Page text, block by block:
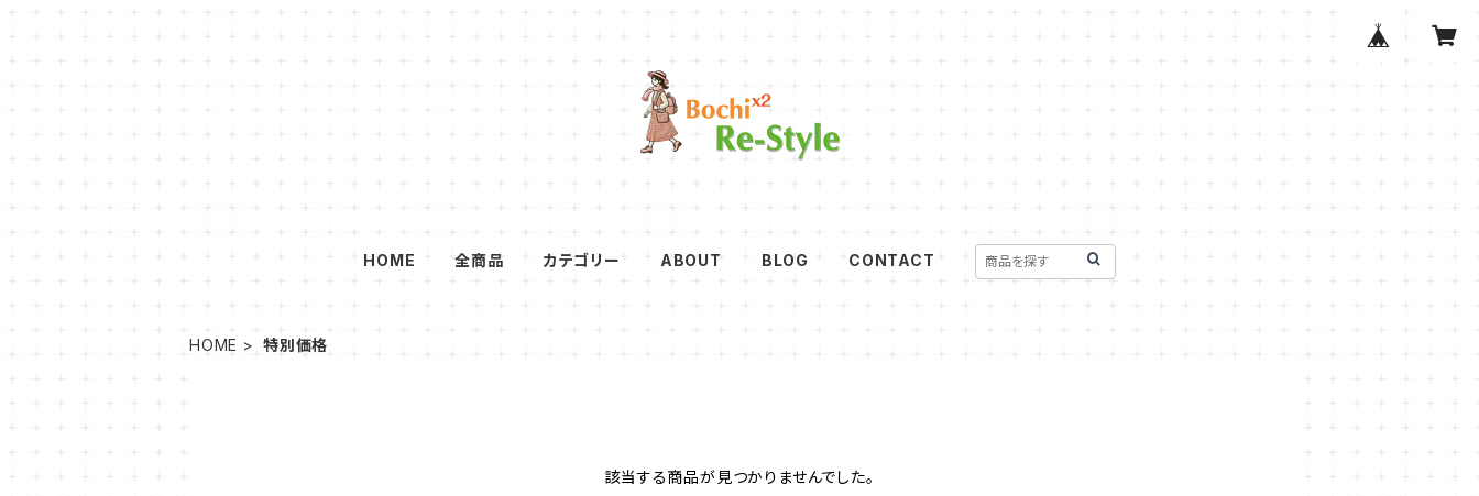
HOME 全商品 カテゴリー ABOUT BLOG CONTACT
HOME 特別価格
該当する商品が見つかりませんでした。